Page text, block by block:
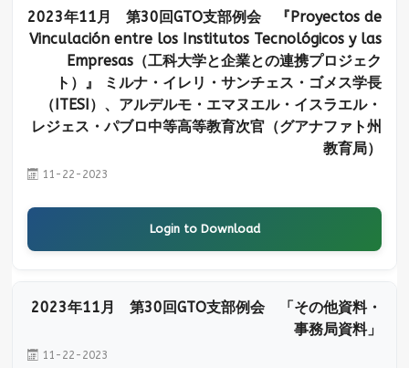
2023年11月 第30回GTO支部例会 『Proyectos de
Vinculación entre los Institutos Tecnológicos y las
Empresas（工科大学と企業との連携プロジェク
ト）』 ミルナ・イレリ・サンチェス・ゴメス学長
（ITESI）、アルデルモ・エマヌエル・イスラエル・
レジェス・パブロ中等高等教育次官（グアナファト州
教育局）
11-22-2023
Login to Download
2023年11月 第30回GTO支部例会 「その他資料・
事務局資料」
11-22-2023